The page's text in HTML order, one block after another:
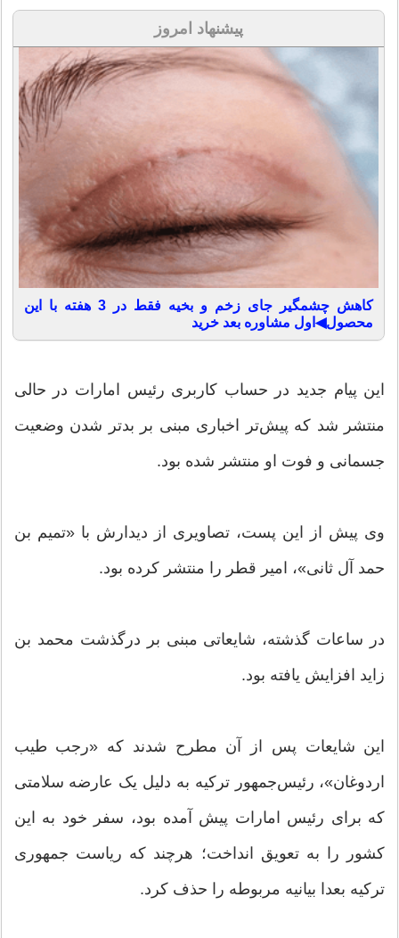
پیشنهاد امروز
کاهش چشمگیر جای زخم و بخیه فقط در 3 هفته با این
محصول◀اول مشاوره بعد خرید
این پیام جدید در حساب کاربری رئیس امارات در حالی
منتشر شد که پیش‌تر اخباری مبنی بر بدتر شدن وضعیت
جسمانی و فوت او منتشر شده بود.
وی پیش از این پست، تصاویری از دیدارش با «تمیم بن
حمد آل ثانی»، امیر قطر را منتشر کرده بود.
در ساعات گذشته، شایعاتی مبنی بر درگذشت محمد بن‌
زاید افزایش یافته بود.
این شایعات پس از آن مطرح شدند که «رجب طیب
اردوغان»، رئیس‌جمهور ترکیه به دلیل یک عارضه سلامتی
که برای رئیس امارات پیش آمده بود، سفر خود به این
کشور را به تعویق انداخت؛ هرچند که ریاست جمهوری
ترکیه بعدا بیانیه مربوطه را حذف کرد.